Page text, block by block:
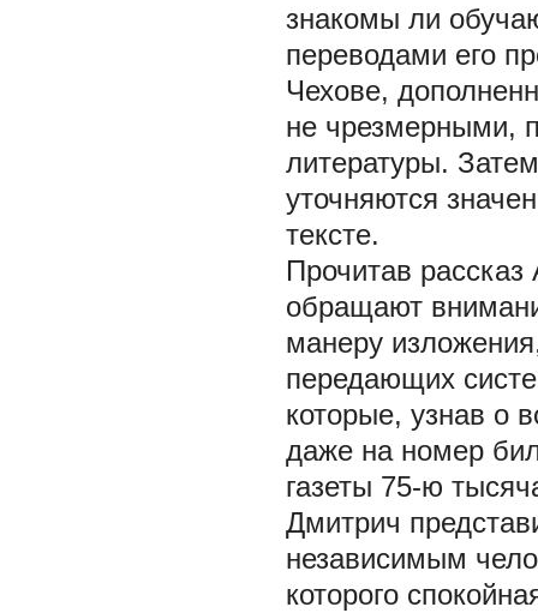
знакомы ли
переводами его
Чехове,
не чрезмерными,
литературы.
уточняются
тексте.
Прочитав
обращают
манеру
передающих
которые, узнав о
даже на номер
газеты 75-ю
Дмитрич
независимым
которого